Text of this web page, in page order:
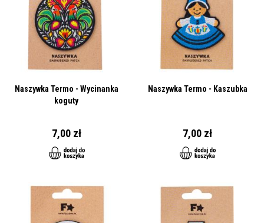
Naszywka Termo - Wycinanka
koguty
7,00 zł
Naszywka Termo - Kaszubka
7,00 zł